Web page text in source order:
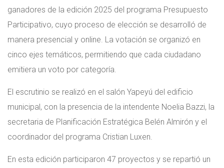
ganadores de la edición 2025 del programa Presupuesto
Participativo, cuyo proceso de elección se desarrolló de
manera presencial y online. La votación se organizó en
cinco ejes temáticos, permitiendo que cada ciudadano
emitiera un voto por categoría.
El escrutinio se realizó en el salón Yapeyú del edificio
municipal, con la presencia de la intendente Noelia Bazzi, la
secretaria de Planificación Estratégica Belén Almirón y el
coordinador del programa Cristian Luxen.
En esta edición participaron 47 proyectos y se repartió un